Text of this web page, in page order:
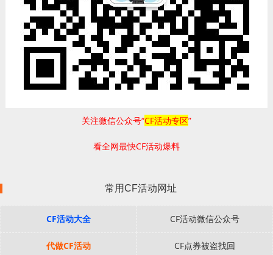
关注微信公众号“CF活动专区”
看全网最快CF活动爆料
常用CF活动网址
CF活动大全 CF活动微信公众号
代做CF活动 CF点券被盗找回